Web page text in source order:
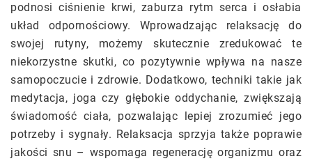
podnosi ciśnienie krwi, zaburza rytm serca i osłabia
układ odpornościowy. Wprowadzając relaksację do
swojej rutyny, możemy skutecznie zredukować te
niekorzystne skutki, co pozytywnie wpływa na nasze
samopoczucie i zdrowie. Dodatkowo, techniki takie jak
medytacja, joga czy głębokie oddychanie, zwiększają
świadomość ciała, pozwalając lepiej zrozumieć jego
potrzeby i sygnały. Relaksacja sprzyja także poprawie
jakości snu – wspomaga regenerację organizmu oraz